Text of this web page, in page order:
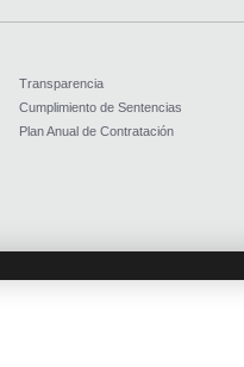
Transparencia
Cumplimiento de Sentencias
Plan Anual de Contratación